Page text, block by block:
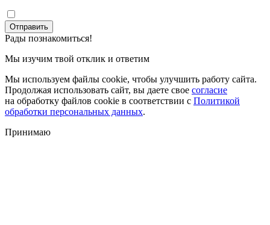
Отправить
Рады познакомиться!
Мы изучим твой отклик и ответим
Мы используем файлы cookie, чтобы улучшить работу сайта.
Продолжая использовать сайт, вы даете свое согласие
на обработку файлов cookie в соответствии с Политикой
обработки персональных данных.
Принимаю